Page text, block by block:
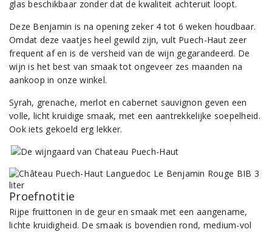
glas beschikbaar zonder dat de kwaliteit achteruit loopt.
Deze Benjamin is na opening zeker 4 tot 6 weken houdbaar.
Omdat deze vaatjes heel gewild zijn, vult Puech-Haut zeer
frequent af en is de versheid van de wijn gegarandeerd. De
wijn is het best van smaak tot ongeveer zes maanden na
aankoop in onze winkel.
Syrah, grenache, merlot en cabernet sauvignon geven een
volle, licht kruidige smaak, met een aantrekkelijke soepelheid.
Ook iets gekoeld erg lekker.
Proefnotitie
Rijpe fruittonen in de geur en smaak met een aangename,
lichte kruidigheid. De smaak is bovendien rond, medium-vol